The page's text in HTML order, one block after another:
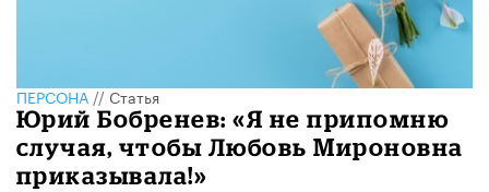
ПЕРСОНА//Статья
Юрий Бобренев: «Я не припомню
случая, чтобы Любовь Мироновна
приказывала!»